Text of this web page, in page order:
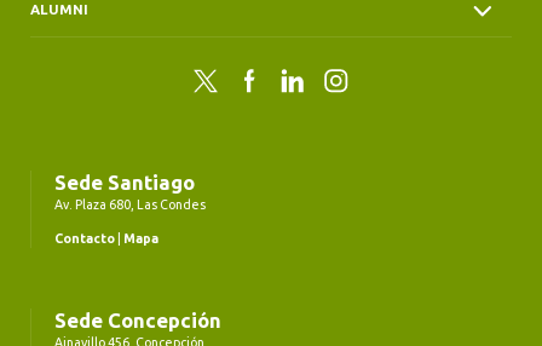
ALUMNI
Twitter FacebookLinkedInInstagram
Sede Santiago
Av. Plaza 680, Las Condes
Contacto Mapa
Sede Concepción
Ainavillo 456, Concepción